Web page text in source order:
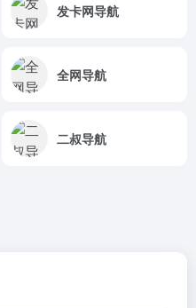
发卡网导航
全网导航
二叔导航